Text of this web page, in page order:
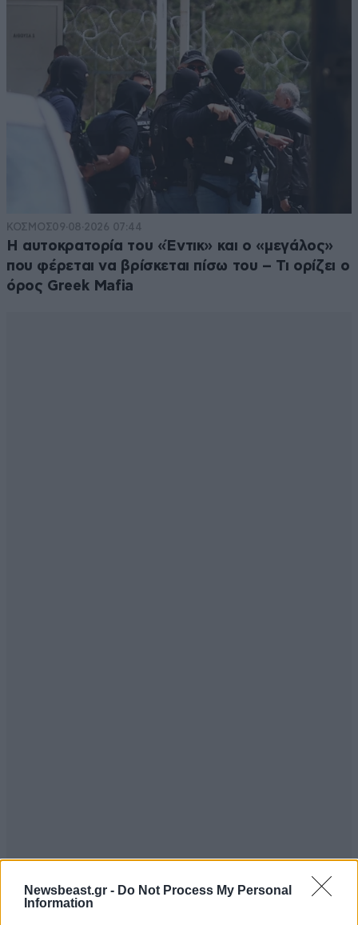
Newsbeast.gr - Do Not Process My Personal
Information
ΚΟΣΜΟΣ09·08·2026 07:44
Η αυτοκρατορία του «Έντικ» και ο «μεγάλος»
που φέρεται να βρίσκεται πίσω του – Τι ορίζει ο
όρος Greek Mafia